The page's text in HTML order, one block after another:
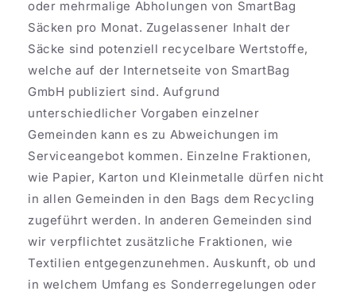
oder mehrmalige Abholungen von SmartBag
Säcken pro Monat. Zugelassener Inhalt der
Säcke sind potenziell recycelbare Wertstoffe,
welche auf der Internetseite von SmartBag
GmbH publiziert sind. Aufgrund
unterschiedlicher Vorgaben einzelner
Gemeinden kann es zu Abweichungen im
Serviceangebot kommen. Einzelne Fraktionen,
wie Papier, Karton und Kleinmetalle dürfen nicht
in allen Gemeinden in den Bags dem Recycling
zugeführt werden. In anderen Gemeinden sind
wir verpflichtet zusätzliche Fraktionen, wie
Textilien entgegenzunehmen. Auskunft, ob und
in welchem Umfang es Sonderregelungen oder